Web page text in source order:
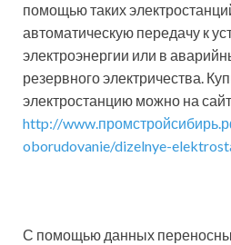
помощью таких
автоматическую передачу к
электроэнергии или в
резервного электричества.
электростанцию можно на
http://
oborudovanie/dizelnye-
С помощью данных